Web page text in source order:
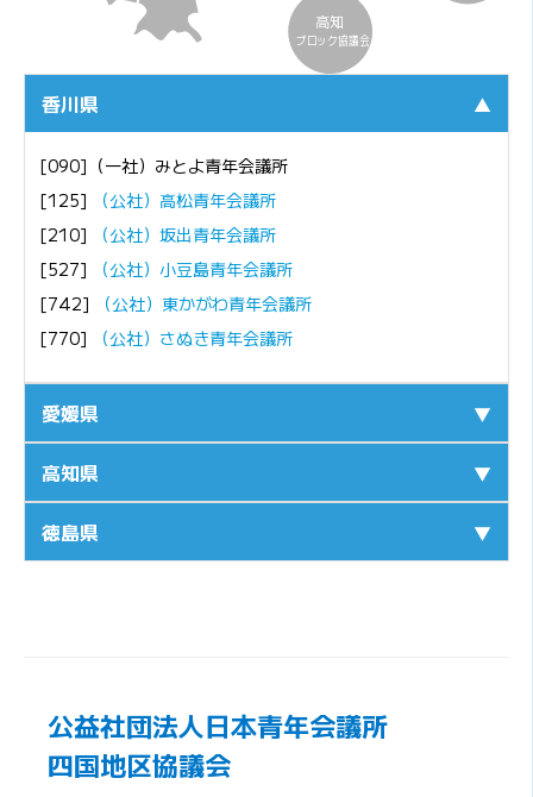
高知
ブロック協議会
香川県 ▲
[090]（一社）みとよ青年会議所
[125]
（公社）高松青年会議所
[210]
（公社）坂出青年会議所
[527]
（公社）小豆島青年会議所
[742]
（公社）東かがわ青年会議所
[770]
（公社）さぬき青年会議所
愛媛県 ▼
高知県 ▼
徳島県 ▼
公益社団法人日本青年会議所
四国地区協議会